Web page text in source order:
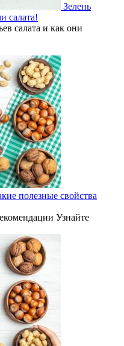
Зелень
салата!
салата и как они
полезные свойства
Узнайте